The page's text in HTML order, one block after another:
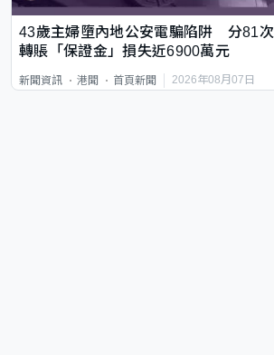
43歲主婦墮內地公安電騙陷阱 分81次
轉賬「保證金」損失近6900萬元
新聞資訊 港聞 首頁新聞 2026年08月07日